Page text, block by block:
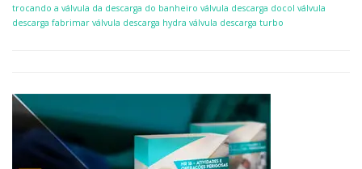
trocando a válvula da descarga do banheiro válvula descarga docol válvula
descarga fabrimar válvula descarga hydra válvula descarga turbo